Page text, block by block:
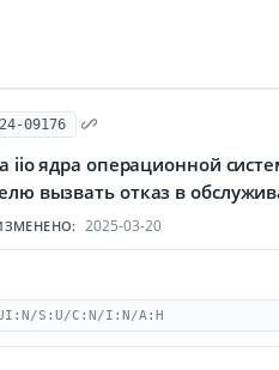
09176
iio ядра операционной
вызвать отказ в
2025-03-20
S:U/C:N/I:N/A:H